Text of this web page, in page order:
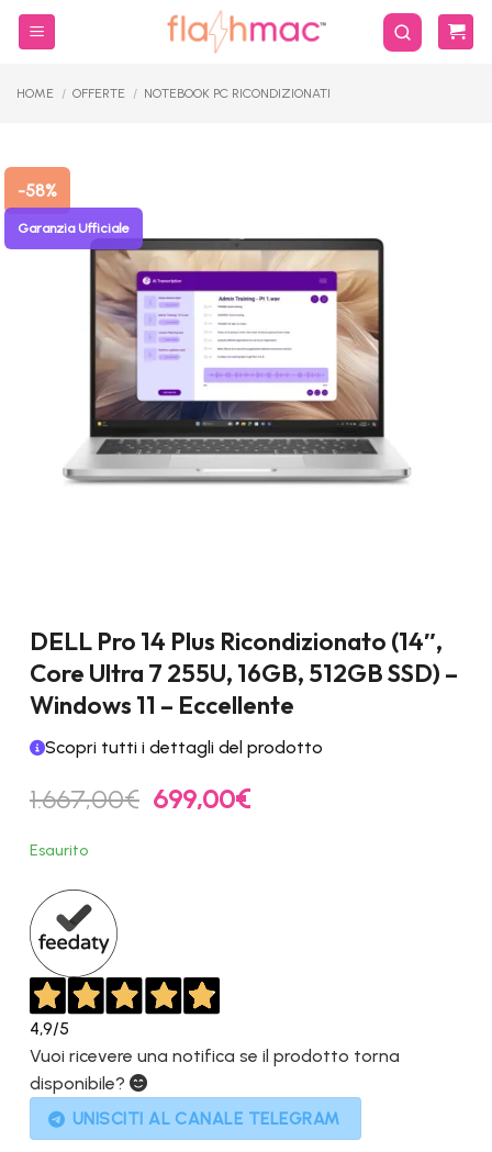
Salta
HOME / OFFERTE / NOTEBOOK PC RICONDIZIONATI
-58%
Garanzia Ufficiale
DELL Pro 14 Plus Ricondizionato (14″,
Core Ultra 7 255U, 16GB, 512GB SSD) –
Windows 11 – Eccellente
Scopri tutti i dettagli del prodotto
1.667,00€ Il
prezzo
699,00€Il
Esaurito
4,9/5
Vuoi ricevere una notifica se il prodotto torna
disponibile?
UNISCITI AL CANALE TELEGRAM